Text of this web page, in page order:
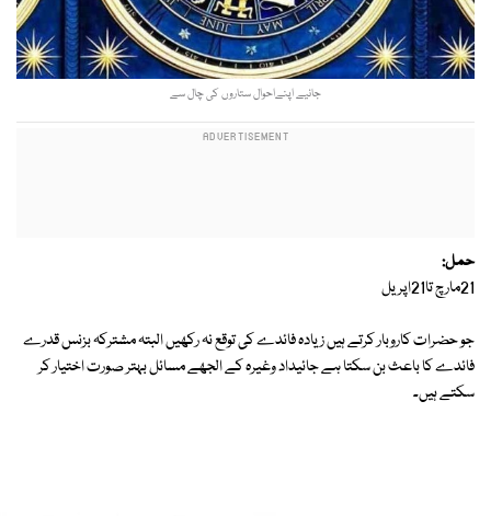
جانیے اپنےاحوال ستاروں کی چال سے
حمل:
21مارچ تا21اپریل
جو حضرات کاروبار کرتے ہیں زیادہ فائدے کی توقع نہ رکھیں البتہ مشترکہ بزنس قدرے
فائدے کا باعث بن سکتا ہے جائیداد وغیرہ کے الجھے مسائل بہتر صورت اختیار کر
سکتے ہیں۔